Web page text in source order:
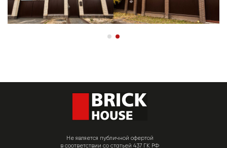
Не является публичной офертой
в соответствии со статьей 437 ГК РФ